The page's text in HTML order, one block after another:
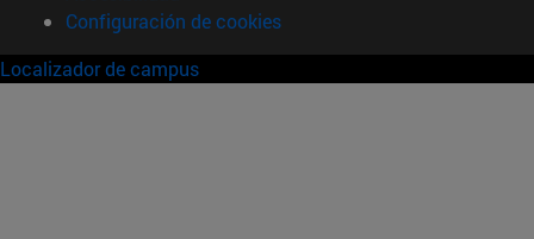
Configuración de cookies
Localizador de campus